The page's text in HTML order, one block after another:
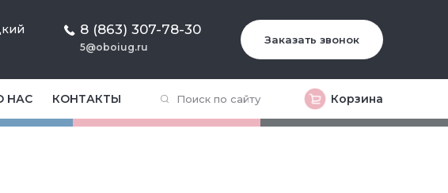
8 (863) 307-78-30
5@oboiug.ru
Заказать звонок
Корзина
НАС КОНТАКТЫ